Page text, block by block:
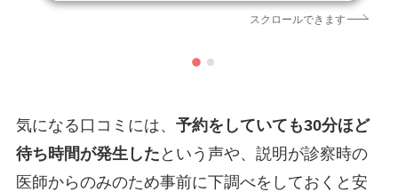
クリニック エースクリニック大阪梅田HEPナビオ院
スクロールできます
気になる口コミには、 予約をしていても30分ほど
待ち時間が発生した という声や、説明が診察時の
医師からのみのため事前に下調べをしておくと安